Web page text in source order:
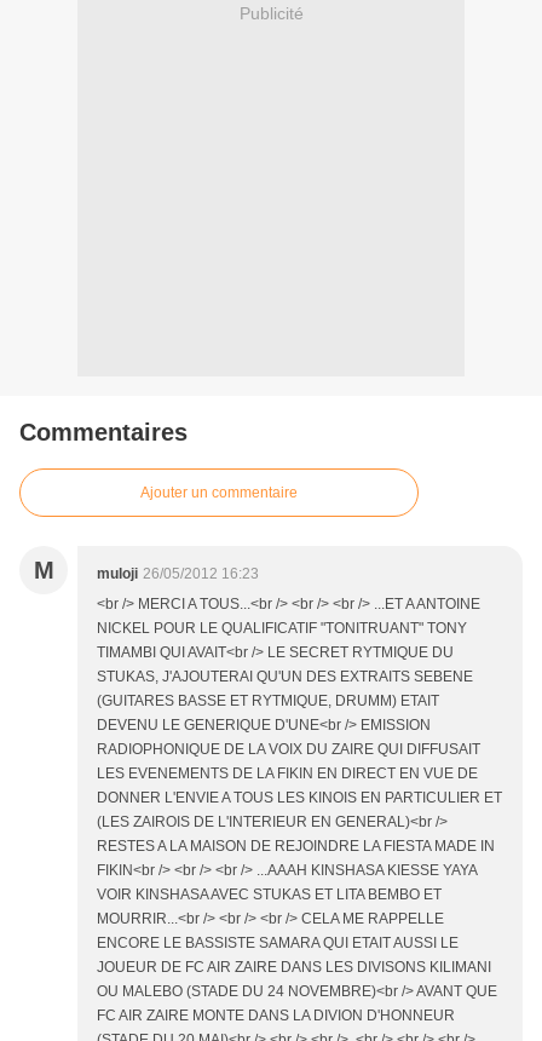
Publicité
Commentaires
Ajouter un commentaire
M muloji 26/05/2012 16:23
<br /> MERCI A TOUS...<br /> <br /> <br /> ...ET A ANTOINE
NICKEL POUR LE QUALIFICATIF "TONITRUANT" TONY
TIMAMBI QUI AVAIT<br /> LE SECRET RYTMIQUE DU
STUKAS, J'AJOUTERAI QU'UN DES EXTRAITS SEBENE
(GUITARES BASSE ET RYTMIQUE, DRUMM) ETAIT
DEVENU LE GENERIQUE D'UNE<br /> EMISSION
RADIOPHONIQUE DE LA VOIX DU ZAIRE QUI DIFFUSAIT
LES EVENEMENTS DE LA FIKIN EN DIRECT EN VUE DE
DONNER L'ENVIE A TOUS LES KINOIS EN PARTICULIER ET
(LES ZAIROIS DE L'INTERIEUR EN GENERAL)<br />
RESTES A LA MAISON DE REJOINDRE LA FIESTA MADE IN
FIKIN<br /> <br /> <br /> ...AAAH KINSHASA KIESSE YAYA
VOIR KINSHASA AVEC STUKAS ET LITA BEMBO ET
MOURRIR...<br /> <br /> <br /> CELA ME RAPPELLE
ENCORE LE BASSISTE SAMARA QUI ETAIT AUSSI LE
JOUEUR DE FC AIR ZAIRE DANS LES DIVISONS KILIMANI
OU MALEBO (STADE DU 24 NOVEMBRE)<br /> AVANT QUE
FC AIR ZAIRE MONTE DANS LA DIVION D'HONNEUR